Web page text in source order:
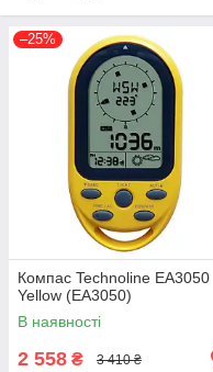
–25%
Компас Technoline EA3050
Yellow (EA3050)
В наявності
2 558 ₴ 3 410 ₴